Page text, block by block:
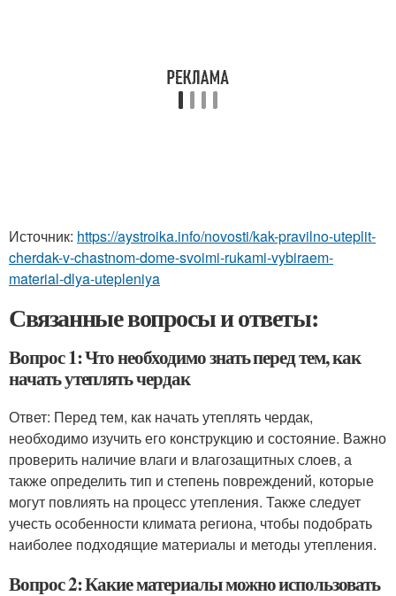
Источник: https://aystroika.info/novosti/kak-pravilno-uteplit-
cherdak-v-chastnom-dome-svoimi-rukami-vybiraem-
material-dlya-utepleniya
Связанные вопросы и ответы:
Вопрос 1: Что необходимо знать перед тем, как
начать утеплять чердак
Ответ: Перед тем, как начать утеплять чердак,
необходимо изучить его конструкцию и состояние. Важно
проверить наличие влаги и влагозащитных слоев, а
также определить тип и степень повреждений, которые
могут повлиять на процесс утепления. Также следует
учесть особенности климата региона, чтобы подобрать
наиболее подходящие материалы и методы утепления.
Вопрос 2: Какие материалы можно использовать